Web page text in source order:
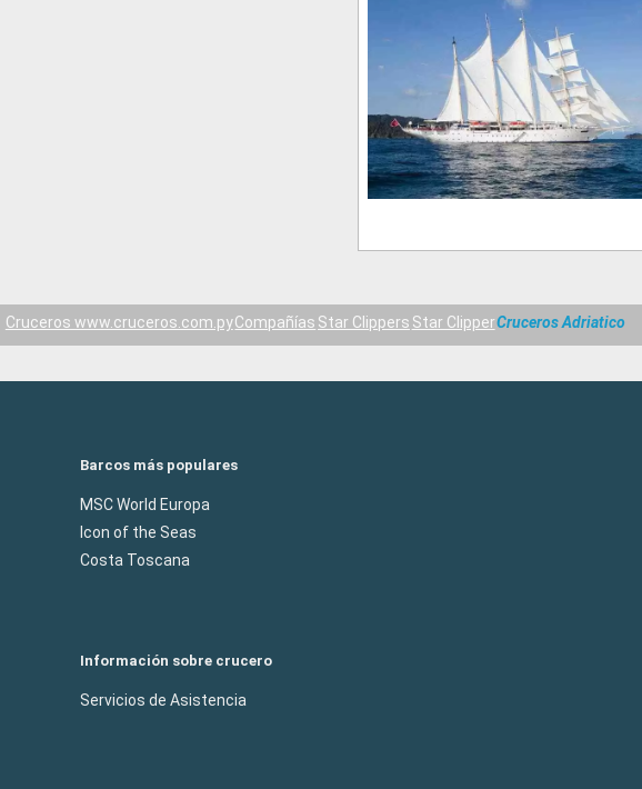
Cruceros www.cruceros.com.pyCompañías Star Clippers Star ClipperCruceros Adriatico
Barcos más populares
MSC World Europa
Icon of the Seas
Costa Toscana
Información sobre crucero
Servicios de Asistencia